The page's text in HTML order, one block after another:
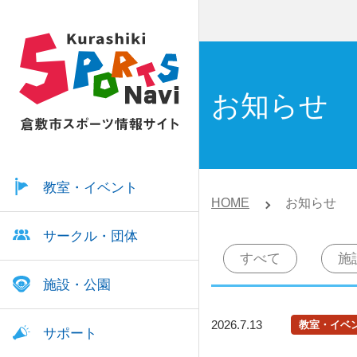
教室・イベント
サークル・団体
施設・公園
サポート
お知らせ
HOME お知らせ
すべて 施
2026.7.13 教室・イベ